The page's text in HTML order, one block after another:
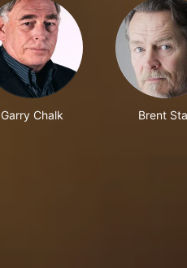
Garry Chalk Brent